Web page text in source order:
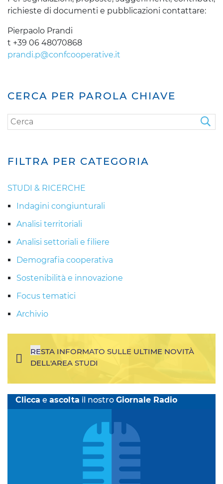
richieste di documenti e pubblicazioni contattare:
Pierpaolo Prandi
t +39 06 48070868
prandi.p@confcooperative.it
CERCA PER PAROLA CHIAVE
FILTRA PER CATEGORIA
STUDI & RICERCHE
Indagini congiunturali
Analisi territoriali
Analisi settoriali e filiere
Demografia cooperativa
Sostenibilità e innovazione
Focus tematici
Archivio
RESTA INFORMATO SULLE ULTIME NOVITÀ
DELL'AREA STUDI
Clicca e ascolta il nostro Giornale Radio